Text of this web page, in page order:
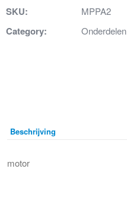
SKU: MPPA2
Category: Onderdelen
Beschrijving
motor